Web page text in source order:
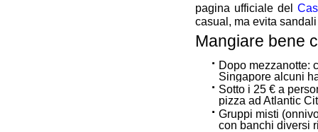
pagina ufficiale del
casual, ma evita
Mangiare bene
Dopo mezzanotte:
Singapore alcuni
Sotto i 25 € a
pizza ad Atlantic
Gruppi misti
con banchi diversi